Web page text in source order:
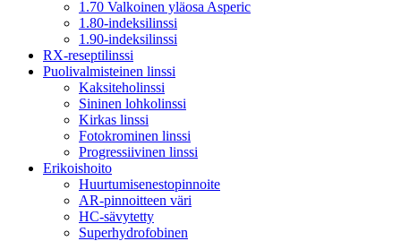
1.70 Valkoinen yläosa Asperic
1.80-indeksilinssi
1.90-indeksilinssi
RX-reseptilinssi
Puolivalmisteinen linssi
Kaksiteholinssi
Sininen lohkolinssi
Kirkas linssi
Fotokrominen linssi
Progressiivinen linssi
Erikoishoito
Huurtumisenestopinnoite
AR-pinnoitteen väri
HC-sävytetty
Superhydrofobinen